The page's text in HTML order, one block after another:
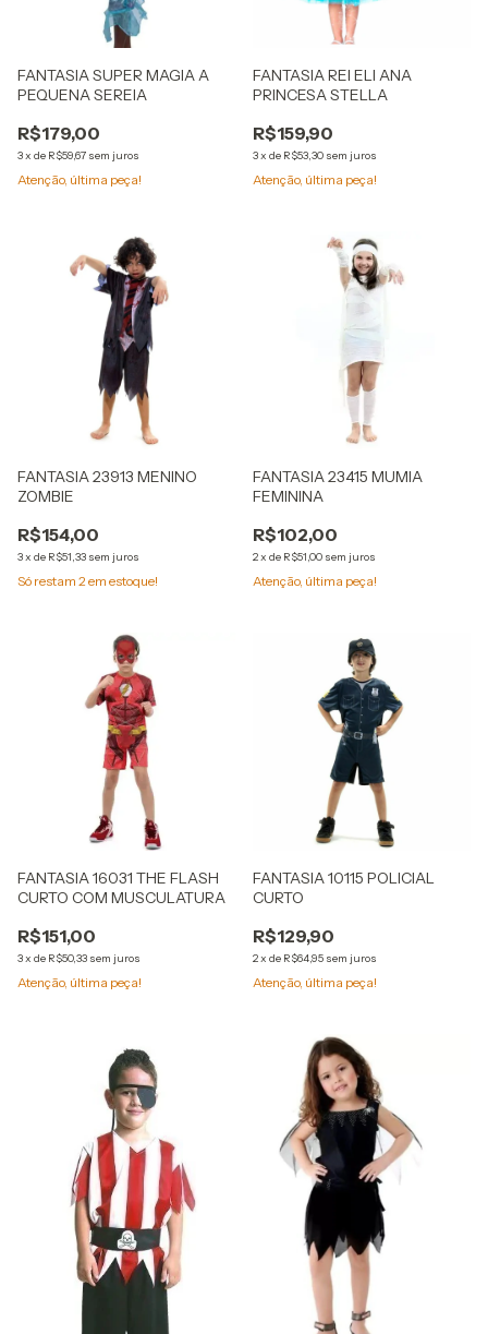
FANTASIA SUPER MAGIA A
PEQUENA SEREIA
R$179,00
3x de R$59,67 sem juros
Atenção, última peça!
FANTASIA REI ELI ANA
PRINCESA STELLA
R$159,90
3x de R$53,30 sem juros
Atenção, última peça!
FANTASIA 23913 MENINO
ZOMBIE
R$154,00
3x de R$51,33 sem juros
Só restam 2em estoque!
FANTASIA 23415 MUMIA
FEMININA
R$102,00
2x de R$51,00 sem juros
Atenção, última peça!
FANTASIA 16031 THE FLASH
CURTO COM MUSCULATURA
R$151,00
3x de R$50,33 sem juros
Atenção, última peça!
FANTASIA 10115 POLICIAL
CURTO
R$129,90
2x de R$64,95 sem juros
Atenção, última peça!